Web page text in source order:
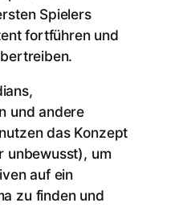
Spielers
fortführen und
und andere
das Konzept
unbewusst), um
auf ein
zu finden und